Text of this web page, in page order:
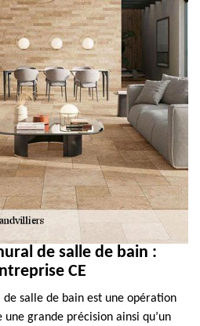
de salle de bain :
CE
salle de bain est une opération
grande précision ainsi qu’un